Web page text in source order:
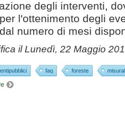
degli interventi,
l'ottenimento degli
numero di mesi
ilLunedì, 22 Maggio
faq foreste